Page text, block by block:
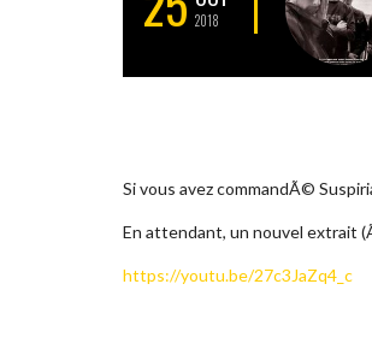
2018
Si vous avez commandÃ©
En attendant, un nouvel extrait
https://youtu.be/27c3JaZq4_c